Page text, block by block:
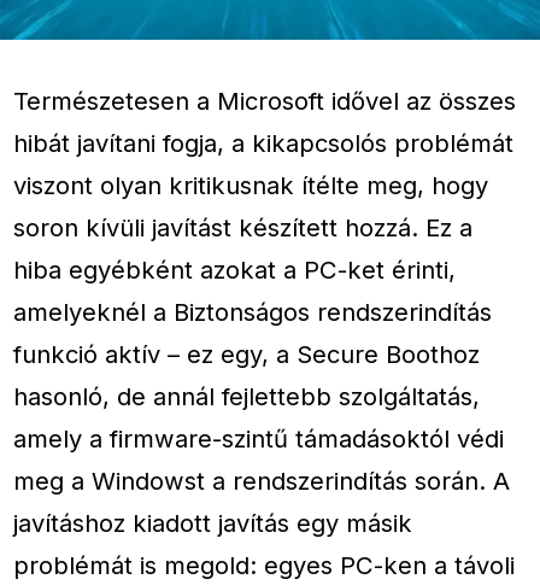
Természetesen a Microsoft idővel az összes
hibát javítani fogja, a kikapcsolós problémát
viszont olyan kritikusnak ítélte meg, hogy
soron kívüli javítást készített hozzá. Ez a
hiba egyébként azokat a PC-ket érinti,
amelyeknél a Biztonságos rendszerindítás
funkció aktív – ez egy, a Secure Boothoz
hasonló, de annál fejlettebb szolgáltatás,
amely a firmware-szintű támadásoktól védi
meg a Windowst a rendszerindítás során. A
javításhoz kiadott javítás egy másik
problémát is megold: egyes PC-ken a távoli